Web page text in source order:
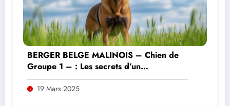
BERGER BELGE MALINOIS – Chien de
Groupe 1 – : Les secrets d’un
temperament de chien de travail
exceptionnel
19 Mars 2025